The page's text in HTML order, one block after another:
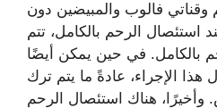
فالوب والمبيضين دون
الرحم بالكامل، تتم
بالكامل. في حين يمكن أيضًا
هذا الإجراء، عادةً ما يتم ترك
هناك استئصال الرحم